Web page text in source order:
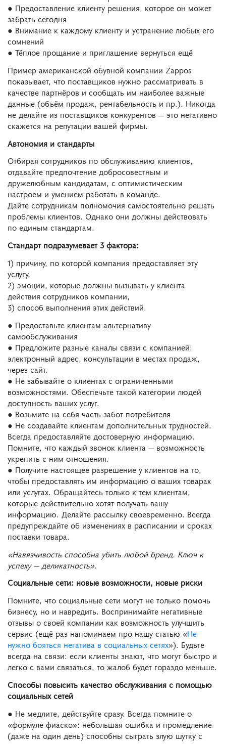
● Предоставление клиенту решения, которое он может
забрать сегодня
● Внимание к каждому клиенту и устранение любых его
сомнений
● Тёплое прощание и приглашение вернуться ещё
Пример американской обувной компании Zappos
показывает, что поставщиков нужно рассматривать в
качестве партнёров и сообщать им наиболее важные
данные (объём продаж, рентабельность и пр.). Никогда
не делайте из поставщиков конкурентов — это негативно
скажется на репутации вашей фирмы.
Автономия и стандарты
Отбирая сотрудников по обслуживанию клиентов,
отдавайте предпочтение добросовестным и
дружелюбным кандидатам, с оптимистическим
настроем и умением работать в команде.
Дайте сотрудникам полномочия самостоятельно решать
проблемы клиентов. Однако они должны действовать
по единым стандартам.
Стандарт подразумевает 3 фактора:
1) причину, по которой компания предоставляет эту
услугу,
2) эмоции, которые должны вызывать у клиента
действия сотрудников компании,
3) способ выполнения этих действий.
● Предоставьте клиентам альтернативу
самообслуживания
● Предложите разные каналы связи с компанией:
электронный адрес, консультации в местах продаж,
через сайт.
● Не забывайте о клиентах с ограниченными
возможностями. Обеспечьте такой категории людей
доступность ваших услуг.
● Возьмите на себя часть забот потребителя
● Не создавайте клиентам дополнительных трудностей.
Всегда предоставляйте достоверную информацию.
Помните, что каждый звонок клиента — возможность
укрепить с ним отношения.
● Получите настоящее разрешение у клиентов на то,
чтобы предоставлять им информацию о ваших товарах
или услугах. Обращайтесь только к тем клиентам,
которые действительно хотят получать вашу
информацию. Делайте рассылку своевременно. Всегда
предупреждайте об изменениях в расписании и сроках
поставки товара.
«Навязчивость способна убить любой бренд. Ключ к
успеху — деликатность».
Социальные сети: новые возможности, новые риски
Помните, что социальные сети могут не только помочь
бизнесу, но и навредить. Воспринимайте негативные
отзывы о своей компании как возможность улучшить
сервис (ещё раз напоминаем про нашу статью «Не
нужно бояться негатива в социальных сетях»). Будьте
всегда на связи: если клиенты знают, что могут быстро и
легко с вами связаться, то жалоб будет гораздо меньше.
Способы повысить качество обслуживания с помощью
социальных сетей
● Не медлите, действуйте сразу. Всегда помните о
«формуле фиаско»: небольшая ошибка и промедление
(даже на один день) способны сыграть злую шутку с